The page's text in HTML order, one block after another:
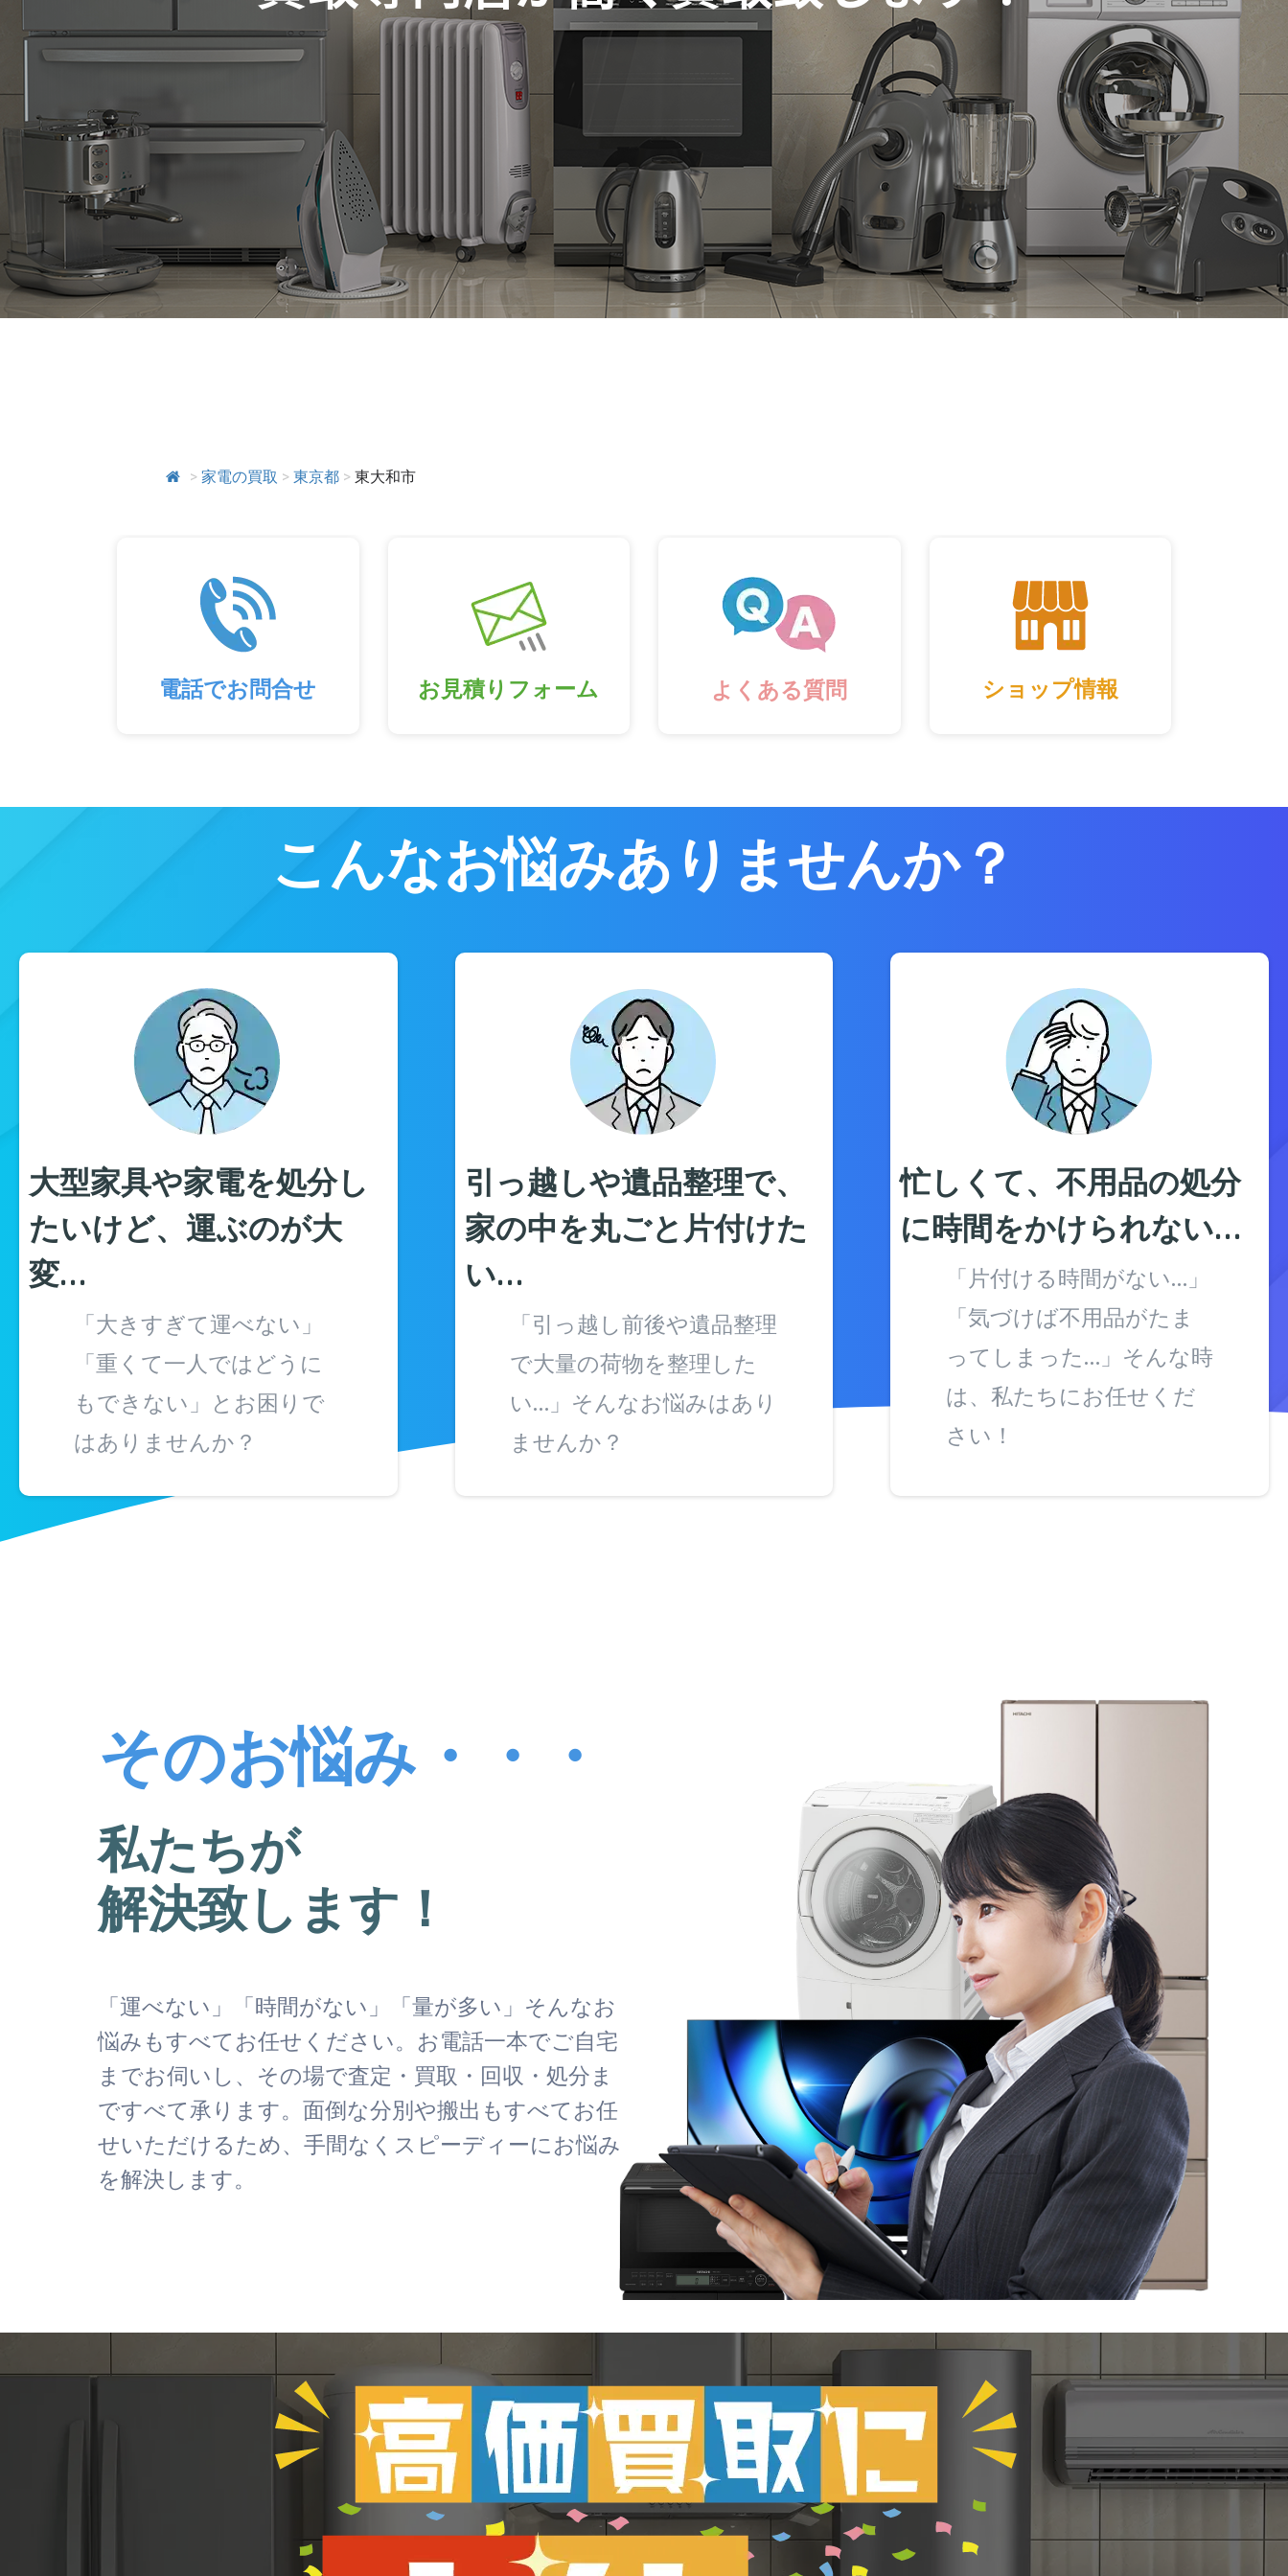
> 家電の買取 > 東京都 > 東大和市
電話でお問合せ お見積りフォーム よくある質問 ショップ情報
こんなお悩みありませんか？
大型家具や家電を処分し
たいけど、運ぶのが大
変…
「大きすぎて運べない」
「重くて一人ではどうに
もできない」とお困りで
はありませんか？
引っ越しや遺品整理で、
家の中を丸ごと片付けた
い…
「引っ越し前後や遺品整理
で大量の荷物を整理した
い…」そんなお悩みはあり
ませんか？
忙しくて、不用品の処分
に時間をかけられない…
「片付ける時間がない…」
「気づけば不用品がたま
ってしまった…」そんな時
は、私たちにお任せくだ
さい！
そのお悩み・・・
私たちが
解決致します！
「運べない」「時間がない」「量が多い」そんなお
悩みもすべてお任せください。お電話一本でご自宅
までお伺いし、その場で査定・買取・回収・処分ま
ですべて承ります。面倒な分別や搬出もすべてお任
せいただけるため、手間なくスピーディーにお悩み
を解決します。